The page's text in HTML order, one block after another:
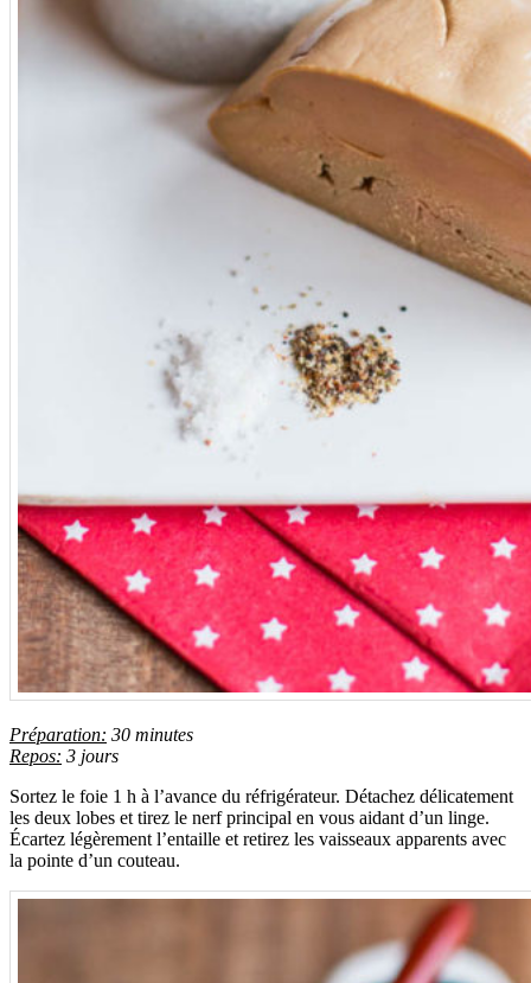
Préparation: 30 minutes
Repos: 3 jours
Sortez le foie 1 h à l’avance du réfrigérateur. Détachez délicatement
les deux lobes et tirez le nerf principal en vous aidant d’un linge.
Écartez légèrement l’entaille et retirez les vaisseaux apparents avec
la pointe d’un couteau.